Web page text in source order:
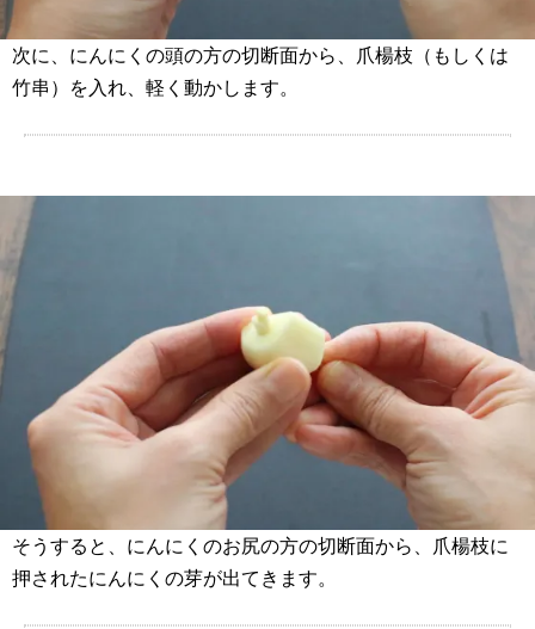
次に、にんにくの頭の方の切断面から、爪楊枝（もしくは
竹串）を入れ、軽く動かします。
そうすると、にんにくのお尻の方の切断面から、爪楊枝に
押されたにんにくの芽が出てきます。